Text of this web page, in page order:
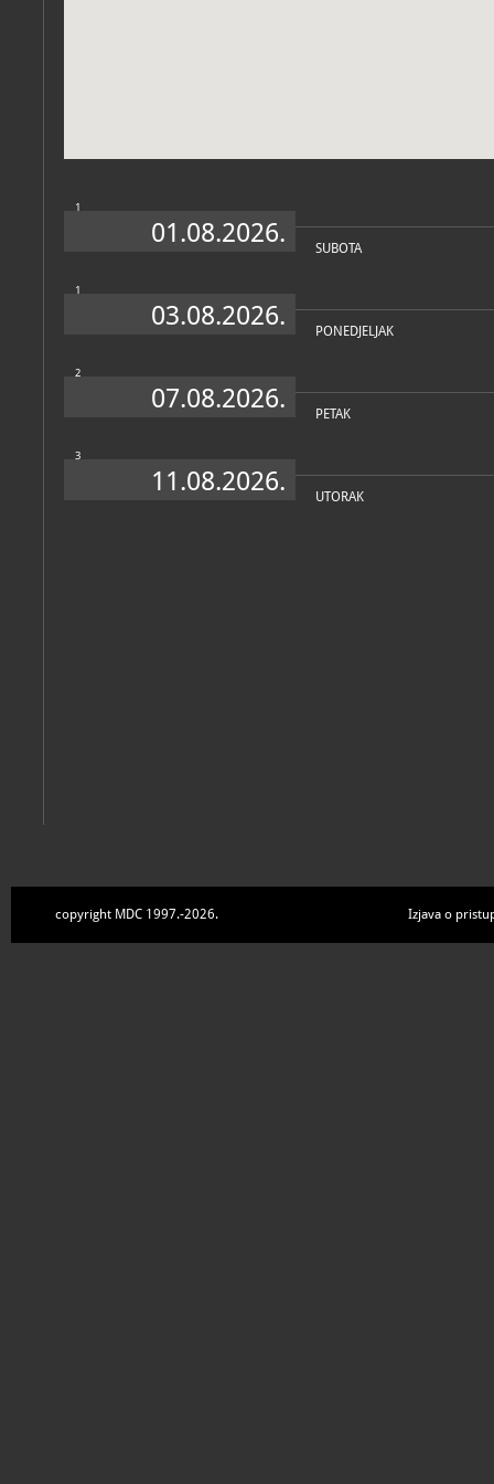
1
01.08.2026. SUBOTA
1
03.08.2026. PONEDJELJAK
2
07.08.2026. PETAK
3
11.08.2026. UTORAK
copyright MDC 1997.-2026. Izjava o